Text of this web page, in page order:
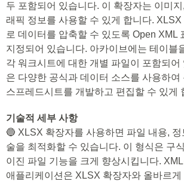
두 포함되어 있습니다. 이 확장자는 이미
래픽 정보를 사용할 수 있게 합니다.
로 데이터를 압축할 수 있도록 Open XML
지정되어 있습니다. 아카이브에는 테이블
각 워크시트에 대한 개별 파일이 포함되어
은 다양한 공식과 데이터 소스를 사용하여
스프레드시트를 개발하고 편집할 수 있게
기술적 세부 사항
🔵 XLSX 확장자를 사용하면 파일 내용, 정
술을 최적화할 수 있습니다. 이 형식은 구
이진 파일 기능을 크게 향상시킵니다.
애플리케이션은 XLSX 확장자와 올바르게